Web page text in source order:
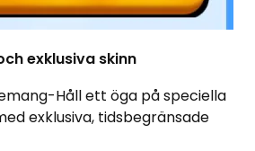
exklusiva skinn
Håll ett öga på speciella
exklusiva, tidsbegränsade